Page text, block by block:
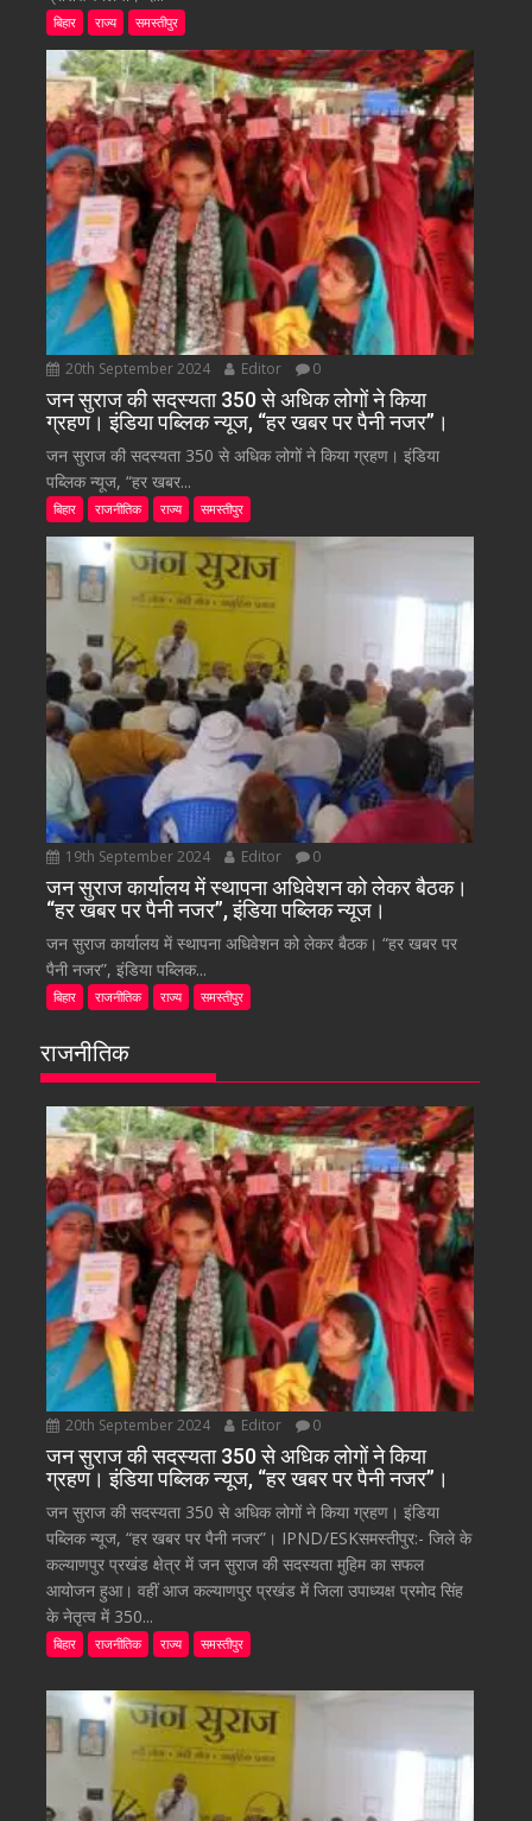
बिहार राज्य समस्तीपुर
20th September 2024 Editor 0
जन सुराज की सदस्यता 350 से अधिक लोगों ने किया
ग्रहण। इंडिया पब्लिक न्यूज, “हर खबर पर पैनी नजर”।
जन सुराज की सदस्यता 350 से अधिक लोगों ने किया ग्रहण। इंडिया
पब्लिक न्यूज, “हर खबर...
बिहार राजनीतिक राज्य समस्तीपुर
19th September 2024 Editor 0
जन सुराज कार्यालय में स्थापना अधिवेशन को लेकर बैठक।
“हर खबर पर पैनी नजर”, इंडिया पब्लिक न्यूज।
जन सुराज कार्यालय में स्थापना अधिवेशन को लेकर बैठक। “हर खबर पर
पैनी नजर”, इंडिया पब्लिक...
बिहार राजनीतिक राज्य समस्तीपुर
राजनीतिक
20th September 2024 Editor 0
जन सुराज की सदस्यता 350 से अधिक लोगों ने किया
ग्रहण। इंडिया पब्लिक न्यूज, “हर खबर पर पैनी नजर”।
जन सुराज की सदस्यता 350 से अधिक लोगों ने किया ग्रहण। इंडिया
पब्लिक न्यूज, “हर खबर पर पैनी नजर”। IPND/ESKसमस्तीपुर:- जिले के
कल्याणपुर प्रखंड क्षेत्र में जन सुराज की सदस्यता मुहिम का सफल
आयोजन हुआ। वहीं आज कल्याणपुर प्रखंड में जिला उपाध्यक्ष प्रमोद सिंह
के नेतृत्व में 350...
बिहार राजनीतिक राज्य समस्तीपुर